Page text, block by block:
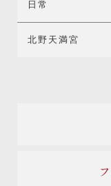
日常
北野天満宮